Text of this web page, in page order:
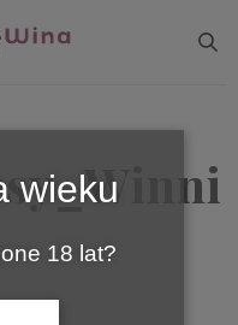
wieku
18 lat?